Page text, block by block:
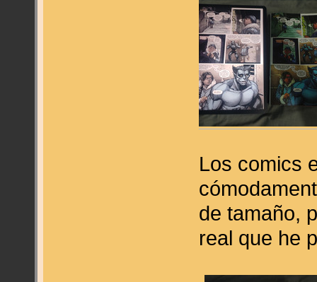
Los comics
de tamaño,
real que he